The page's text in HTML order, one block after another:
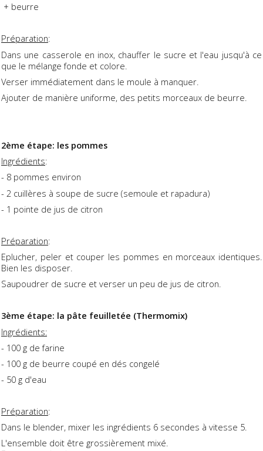
+ beurre
Préparation:
Dans une casserole en inox, chauffer le sucre et l'eau jusqu'à ce
que le mélange fonde et colore.
Verser immédiatement dans le moule à manquer.
Ajouter de manière uniforme, des petits morceaux de beurre.
2ème étape: les pommes
Ingrédients:
- 8 pommes environ
- 2 cuillères à soupe de sucre (semoule et rapadura)
- 1 pointe de jus de citron
Préparation:
Eplucher, peler et couper les pommes en morceaux identiques.
Bien les disposer.
Saupoudrer de sucre et verser un peu de jus de citron.
3ème étape: la pâte feuilletée (Thermomix)
Ingrédients:
- 100 g de farine
- 100 g de beurre coupé en dés congelé
- 50 g d'eau
Préparation:
Dans le blender, mixer les ingrédients 6 secondes à vitesse 5.
L'ensemble doit être grossièrement mixé.